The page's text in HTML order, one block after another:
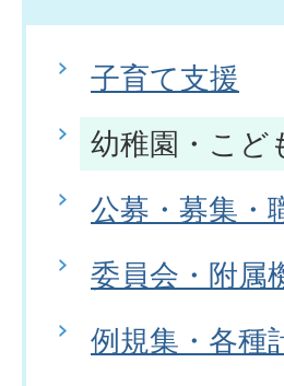
子育て支援
幼稚園・こど
公募・募集・
委員会・附属
例規集・各種